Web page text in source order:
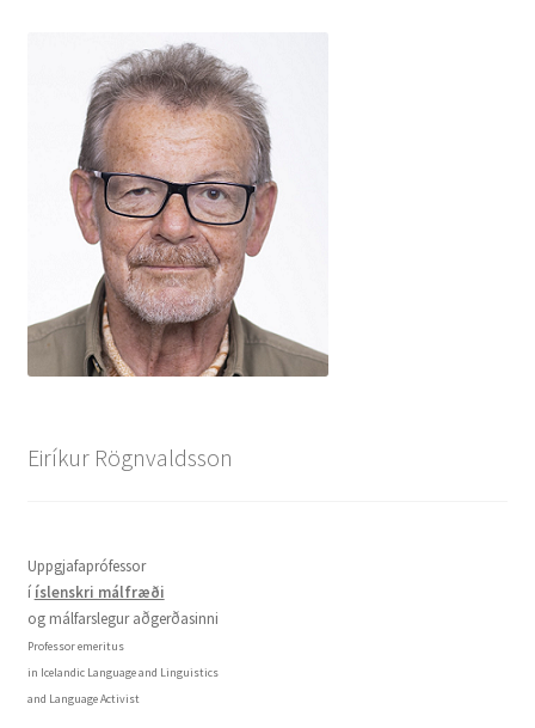
Eiríkur Rögnvaldsson
Uppgjafaprófessor
í íslenskri málfræði
og málfarslegur aðgerðasinni
Professor emeritus
in Icelandic Language and Linguistics
and Language Activist